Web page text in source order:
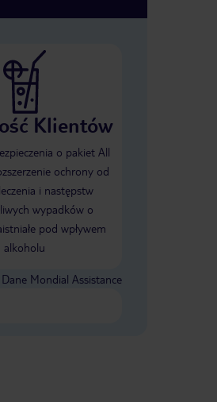
Klientów
o pakiet All
ochrony od
i następstw
wypadków o
pod wpływem
alkoholu
Dane Mondial Assistance